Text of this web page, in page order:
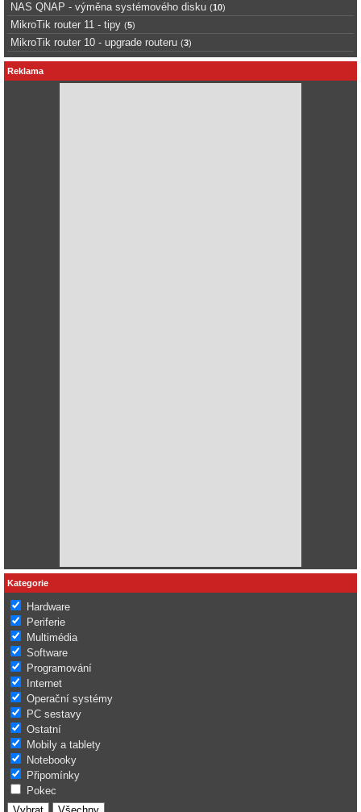
NAS QNAP - výměna systémového disku (10)
MikroTik router 11 - tipy (5)
MikroTik router 10 - upgrade routeru (3)
Reklama
Kategorie
Hardware
Periferie
Multimédia
Software
Programování
Internet
Operační systémy
PC sestavy
Ostatní
Mobily a tablety
Notebooky
Připomínky
Pokec